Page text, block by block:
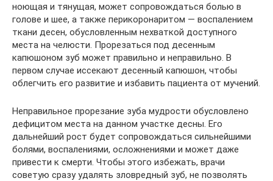
ноющая и тянущая, может сопровождаться болью в
голове и шее, а также перикоронаритом — воспалением
ткани десен, обусловленным нехваткой доступного
места на челюсти. Прорезаться под десенным
капюшоном зуб может правильно и неправильно. В
первом случае иссекают десенный капюшон, чтобы
облегчить его развитие и избавить пациента от мучений.
Неправильное прорезание зуба мудрости обусловлено
дефицитом места на данном участке десны. Его
дальнейший рост будет сопровождаться сильнейшими
болями, воспалениями, осложнениями и может даже
привести к смерти. Чтобы этого избежать, врачи
советую сразу удалять зловредный зуб, не позволять